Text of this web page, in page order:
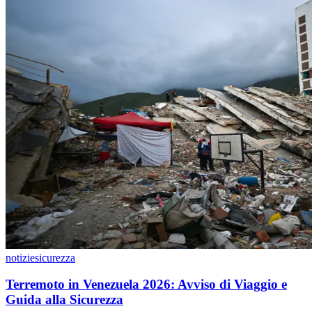
notiziesicurezza
Terremoto in Venezuela 2026: Avviso di Viaggio e
Guida alla Sicurezza